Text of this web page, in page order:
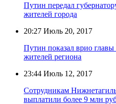
Путин передал
жителей города
20:27 Июль 20, 2017
Путин показал врио
жителей региона
23:44 Июль 12, 2017
Сотрудникам
выплатили более 9 млн